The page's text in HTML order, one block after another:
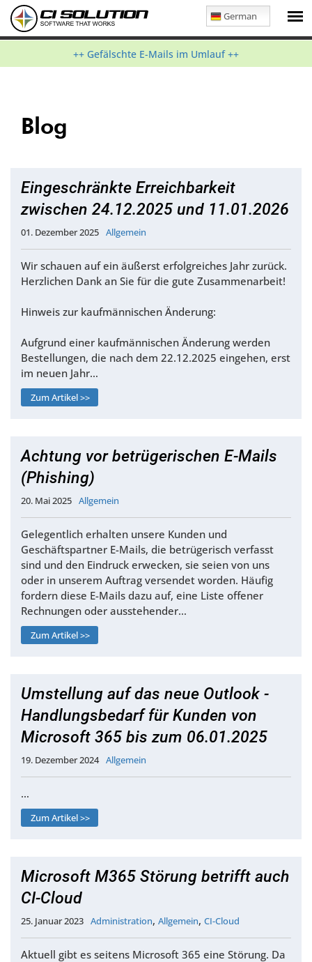
German
++ Gefälschte E-Mails im Umlauf ++
Blog
Eingeschränkte Erreichbarkeit
zwischen 24.12.2025 und 11.01.2026
01. Dezember 2025 Allgemein
Wir schauen auf ein äußerst erfolgreiches Jahr zurück.
Herzlichen Dank an Sie für die gute Zusammenarbeit!
Hinweis zur kaufmännischen Änderung:
Aufgrund einer kaufmännischen Änderung werden
Bestellungen, die nach dem 22.12.2025 eingehen, erst
im neuen Jahr…
Zum Artikel >>
Achtung vor betrügerischen E-Mails
(Phishing)
20. Mai 2025 Allgemein
Gelegentlich erhalten unsere Kunden und
Geschäftspartner E-Mails, die betrügerisch verfasst
sind und den Eindruck erwecken, sie seien von uns
oder in unserem Auftrag versendet worden. Häufig
fordern diese E-Mails dazu auf, eine Liste offener
Rechnungen oder ausstehender…
Zum Artikel >>
Umstellung auf das neue Outlook -
Handlungsbedarf für Kunden von
Microsoft 365 bis zum 06.01.2025
19. Dezember 2024 Allgemein
…
Zum Artikel >>
Microsoft M365 Störung betrifft auch
CI-Cloud
25. Januar 2023 Administration, Allgemein, CI-Cloud
Aktuell gibt es seitens Microsoft 365 eine Störung. Da